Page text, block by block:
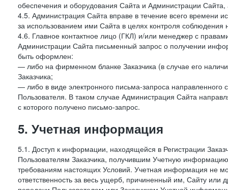
обеспечения и оборудования Сайта и Администрации
4.5. Администрация Сайта вправе в течение всего времени
за использованием ими Сайта в целях контроля
4.6. Главное контактное лицо (ГКЛ) и/или менеджер с
Администрации Сайта письменный запрос о получении
быть оформлен:
— либо на фирменном бланке Заказчика (в случае его
Заказчика;
— либо в виде электронного письма-запроса направленного
Пользователя. В таком случае Администрация Сайта
с которого получено письмо-запрос.
5. Учетная информация
5.1. Доступ к информации, находящейся в Регистрации
Пользователям Заказчика, получившим Учетную
требованиям настоящих Условий. Учетная информация не
ответственность за весь ущерб, причиненный им, Сайту